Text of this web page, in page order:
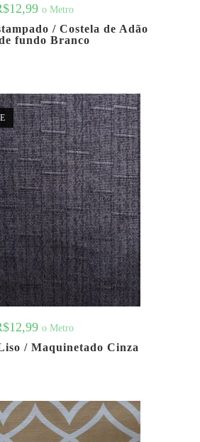
12,99 o Metro
/ Costela de Adão
fundo Branco
12,99 o Metro
/ Maquinetado Cinza